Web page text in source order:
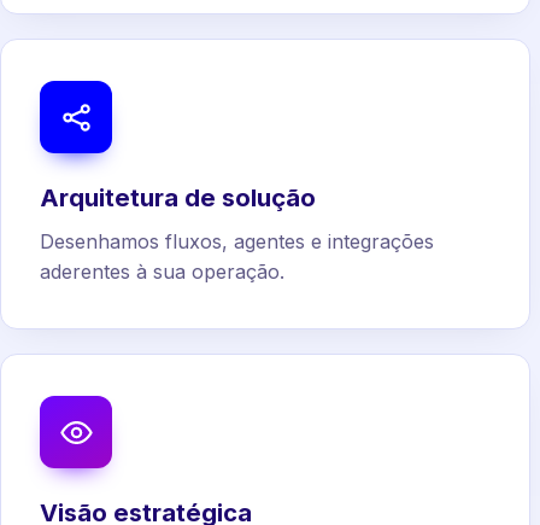
Arquitetura de solução
Desenhamos fluxos, agentes e integrações
aderentes à sua operação.
Visão estratégica